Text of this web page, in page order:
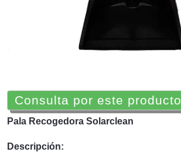
Consulta por este producto
Pala Recogedora Solarclean
Descripción: